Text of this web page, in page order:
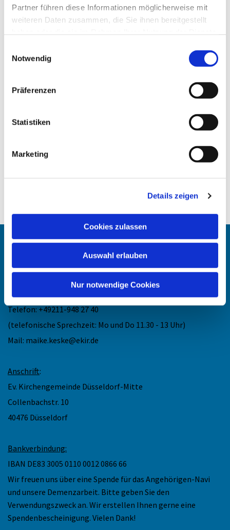
Partner führen diese Informationen möglicherweise mit
weiteren Daten zusammen, die Sie ihnen bereitgestellt
Notwendig
Präferenzen
Statistiken
Marketing
Details zeigen
Cookies zulassen
Auswahl erlauben
Nur notwendige Cookies
Angehörigen-Navi
Maike Keske
Telefon: +49211-948 27 40
(telefonische Sprechzeit: Mo und Do 11.30 - 13 Uhr)
Mail: maike.keske@ekir.de
Anschrift:
Ev. Kirchengemeinde Düsseldorf-Mitte
Collenbachstr. 10
40476 Düsseldorf
Bankverbindung:
IBAN DE83 3005 0110 0012 0866 66
Wir freuen uns über eine Spende für das Angehörigen-Navi
und unsere Demenzarbeit. Bitte geben Sie den
Verwendungszweck an. Wir erstellen Ihnen gerne eine
Spendenbescheinigung. Vielen Dank!